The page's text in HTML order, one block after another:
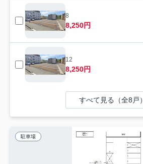
8
8,250円
12
8,250円
すべて見る（全8戸）
駐車場